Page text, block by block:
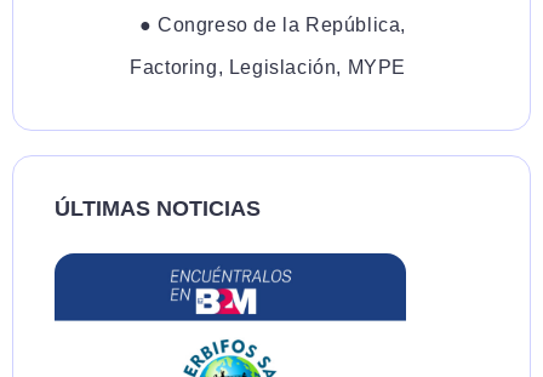
● Congreso de la República,
Factoring, Legislación, MYPE
ÚLTIMAS NOTICIAS